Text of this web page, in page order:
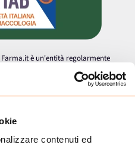
contenuti ed
è un'entità regolarmente
effettuare la vendita online di